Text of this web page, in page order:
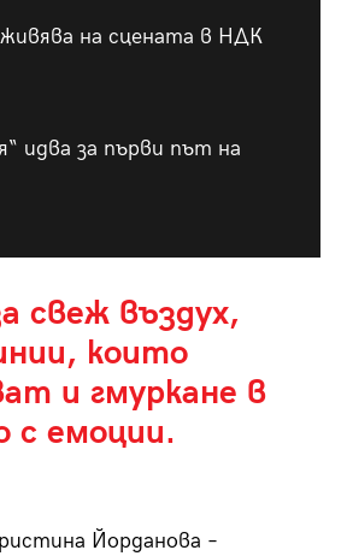
на сцената в НДК
идва за първи път на
свеж въздух,
които
и гмуркане в
с емоции.
Йорданова –